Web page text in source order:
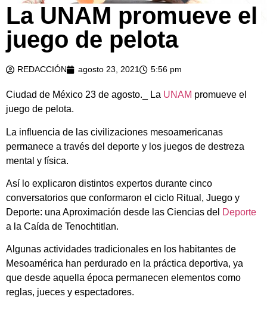
La UNAM promueve el
juego de pelota
REDACCIÓN agosto 23, 2021 5:56 pm
Ciudad de México 23 de agosto._ La UNAM promueve el
juego de pelota.
La influencia de las civilizaciones mesoamericanas
permanece a través del deporte y los juegos de destreza
mental y física.
Así lo explicaron distintos expertos durante cinco
conversatorios que conformaron el ciclo Ritual, Juego y
Deporte: una Aproximación desde las Ciencias del Deporte
a la Caída de Tenochtitlan.
Algunas actividades tradicionales en los habitantes de
Mesoamérica han perdurado en la práctica deportiva, ya
que desde aquella época permanecen elementos como
reglas, jueces y espectadores.